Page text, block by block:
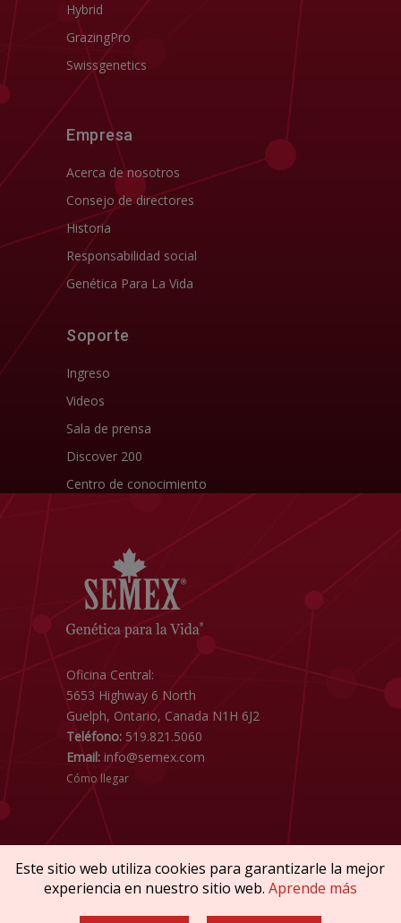
Hybrid
GrazingPro
Swissgenetics
Empresa
Acerca de nosotros
Consejo de directores
Historia
Responsabilidad social
Genética Para La Vida
Soporte
Ingreso
Videos
Sala de prensa
Discover 200
Centro de conocimiento
Oficina Central:
5653 Highway 6 North
Guelph, Ontario, Canada N1H 6J2
Teléfono: 519.821.5060
Email: info@semex.com
Cómo llegar
Copyright © 2026 SEMEX. Todos los derechos
Este sitio web utiliza cookies para garantizarle la mejor
experiencia en nuestro sitio web. Aprende más